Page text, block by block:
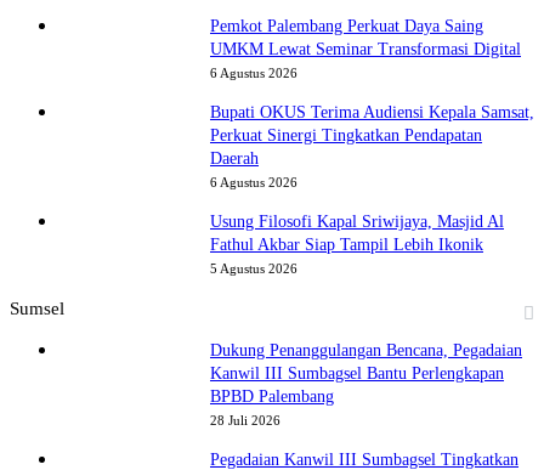
Pemkot Palembang Perkuat Daya Saing
UMKM Lewat Seminar Transformasi Digital
6 Agustus 2026
Bupati OKUS Terima Audiensi Kepala Samsat,
Perkuat Sinergi Tingkatkan Pendapatan
Daerah
6 Agustus 2026
Usung Filosofi Kapal Sriwijaya, Masjid Al
Fathul Akbar Siap Tampil Lebih Ikonik
5 Agustus 2026
Sumsel
Dukung Penanggulangan Bencana, Pegadaian
Kanwil III Sumbagsel Bantu Perlengkapan
BPBD Palembang
28 Juli 2026
Pegadaian Kanwil III Sumbagsel Tingkatkan